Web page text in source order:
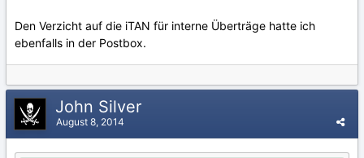
Den Verzicht auf die iTAN für interne Überträge hatte ich
ebenfalls in der Postbox.
John Silver
August 8, 2014